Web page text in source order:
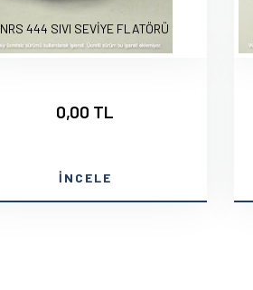
NRS 444 SIVI SEVİYE FLATÖRÜ
0,00 TL
İNCELE